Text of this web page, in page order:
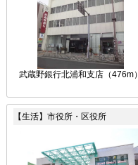
武蔵野銀行北浦和支店（476m）
【生活】市役所・区役所